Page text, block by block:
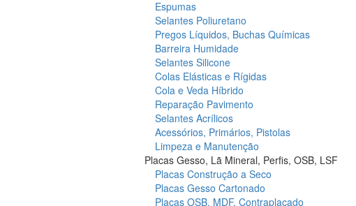
Espumas
Selantes Poliuretano
Pregos Líquidos, Buchas Químicas
Barreira Humidade
Selantes Silicone
Colas Elásticas e Rígidas
Cola e Veda Híbrido
Reparação Pavimento
Selantes Acrílicos
Acessórios, Primários, Pistolas
Limpeza e Manutenção
Placas Gesso, Lã Mineral, Perfis, OSB, LSF
Placas Construção a Seco
Placas Gesso Cartonado
Placas OSB, MDF, Contraplacado